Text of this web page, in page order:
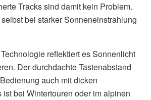
Tracks sind damit kein Problem.
bei starker Sonneneinstrahlung
reflektiert es Sonnenlicht
Der durchdachte Tastenabstand
auch mit dicken
bei Wintertouren oder im alpinen